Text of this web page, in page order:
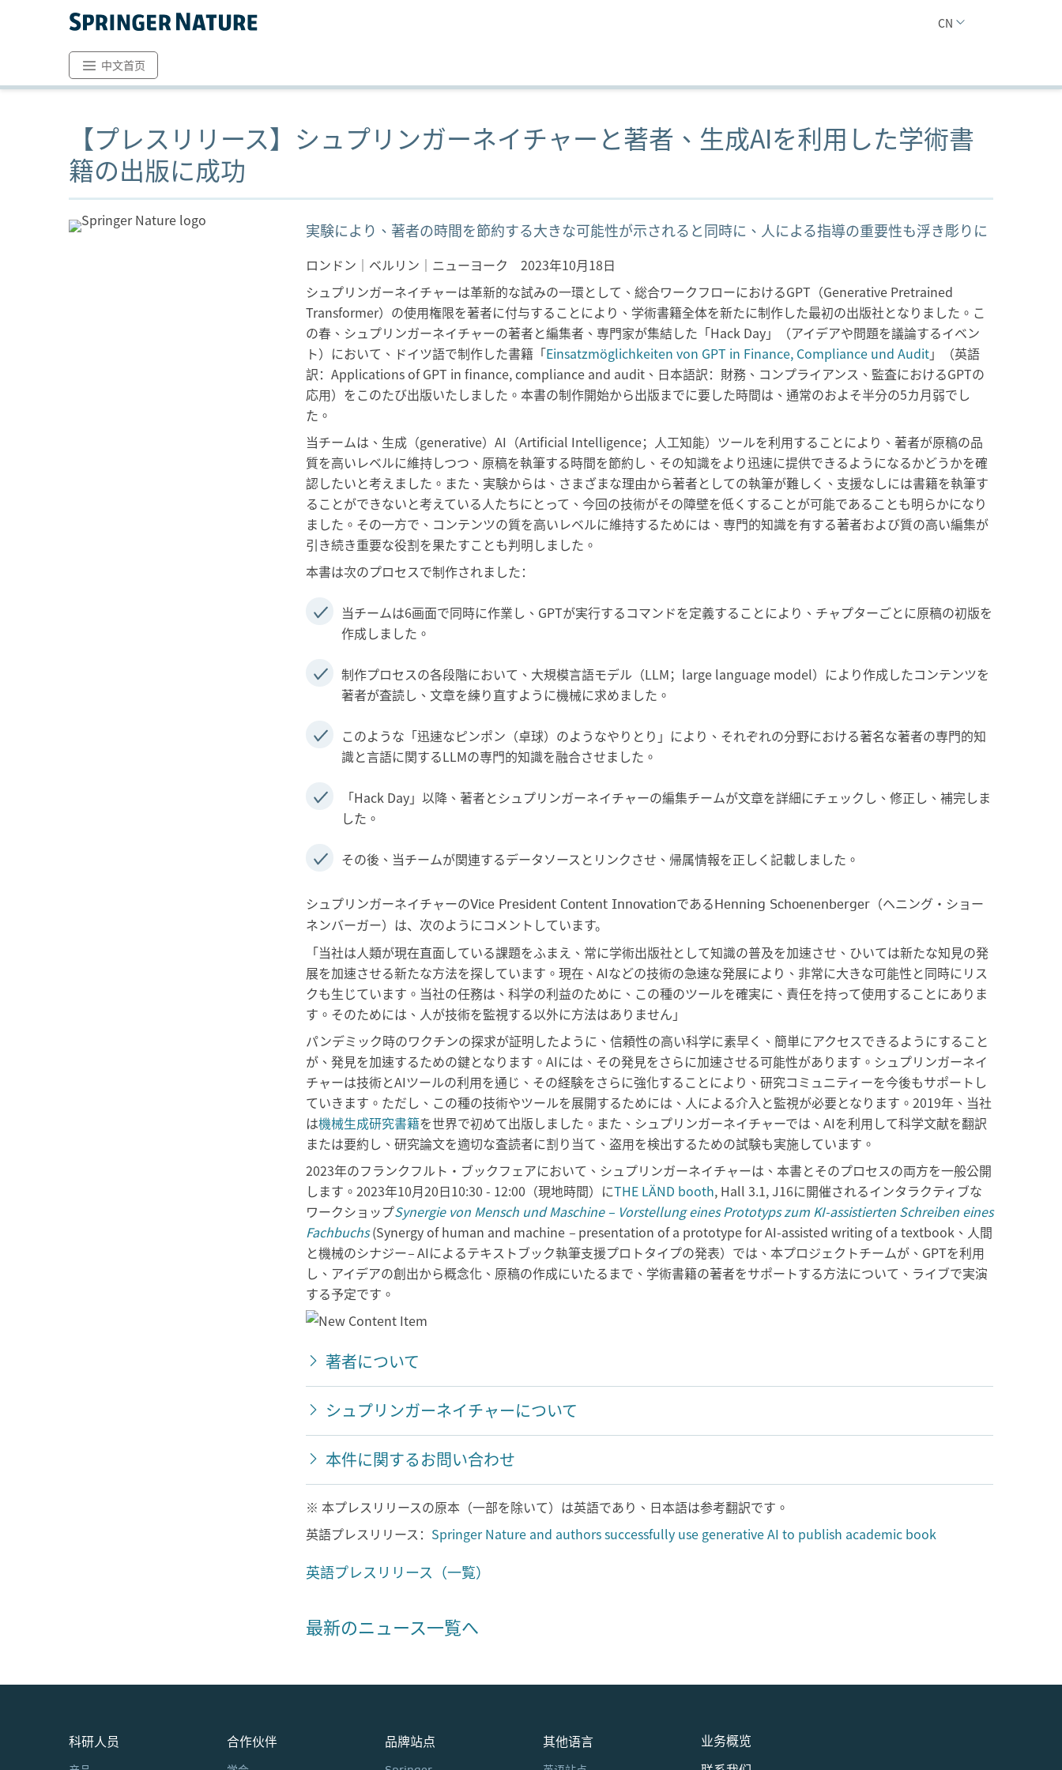
CN
中文首页
【プレスリリース】シュプリンガーネイチャーと著者、生成AIを利用した学術書
籍の出版に成功
実験により、著者の時間を節約する大きな可能性が示されると同時に、人による指導の重要性も浮き彫りに
ロンドン｜ベルリン｜ニューヨーク 2023年10月18日
シュプリンガーネイチャーは革新的な試みの一環として、総合ワークフローにおけるGPT（Generative Pretrained
Transformer）の使用権限を著者に付与することにより、学術書籍全体を新たに制作した最初の出版社となりました。こ
の春、シュプリンガーネイチャーの著者と編集者、専門家が集結した「Hack Day」（アイデアや問題を議論するイベン
ト）において、ドイツ語で制作した書籍「Einsatzmöglichkeiten von GPT in Finance, Compliance und Audit」（英語
訳：Applications of GPT in finance, compliance and audit、日本語訳：財務、コンプライアンス、監査におけるGPTの
応用）をこのたび出版いたしました。本書の制作開始から出版までに要した時間は、通常のおよそ半分の5カ月弱でし
た。
当チームは、生成（generative）AI（Artificial Intelligence；人工知能）ツールを利用することにより、著者が原稿の品
質を高いレベルに維持しつつ、原稿を執筆する時間を節約し、その知識をより迅速に提供できるようになるかどうかを確
認したいと考えました。また、実験からは、さまざまな理由から著者としての執筆が難しく、支援なしには書籍を執筆す
ることができないと考えている人たちにとって、今回の技術がその障壁を低くすることが可能であることも明らかになり
ました。その一方で、コンテンツの質を高いレベルに維持するためには、専門的知識を有する著者および質の高い編集が
引き続き重要な役割を果たすことも判明しました。
本書は次のプロセスで制作されました：
当チームは6画面で同時に作業し、GPTが実行するコマンドを定義することにより、チャプターごとに原稿の初版を
作成しました。
制作プロセスの各段階において、大規模言語モデル（LLM；large language model）により作成したコンテンツを
著者が査読し、文章を練り直すように機械に求めました。
このような「迅速なピンポン（卓球）のようなやりとり」により、それぞれの分野における著名な著者の専門的知
識と言語に関するLLMの専門的知識を融合させました。
「Hack Day」以降、著者とシュプリンガーネイチャーの編集チームが文章を詳細にチェックし、修正し、補完しま
した。
その後、当チームが関連するデータソースとリンクさせ、帰属情報を正しく記載しました。
シュプリンガーネイチャーのVice President Content InnovationであるHenning Schoenenberger（ヘニング・ショー
ネンバーガー）は、次のようにコメントしています。
「当社は人類が現在直面している課題をふまえ、常に学術出版社として知識の普及を加速させ、ひいては新たな知見の発
展を加速させる新たな方法を探しています。現在、AIなどの技術の急速な発展により、非常に大きな可能性と同時にリス
クも生じています。当社の任務は、科学の利益のために、この種のツールを確実に、責任を持って使用することにありま
す。そのためには、人が技術を監視する以外に方法はありません」
パンデミック時のワクチンの探求が証明したように、信頼性の高い科学に素早く、簡単にアクセスできるようにすること
が、発見を加速するための鍵となります。AIには、その発見をさらに加速させる可能性があります。シュプリンガーネイ
チャーは技術とAIツールの利用を通じ、その経験をさらに強化することにより、研究コミュニティーを今後もサポートし
ていきます。ただし、この種の技術やツールを展開するためには、人による介入と監視が必要となります。2019年、当社
は機械生成研究書籍を世界で初めて出版しました。また、シュプリンガーネイチャーでは、AIを利用して科学文献を翻訳
または要約し、研究論文を適切な査読者に割り当て、盗用を検出するための試験も実施しています。
2023年のフランクフルト・ブックフェアにおいて、シュプリンガーネイチャーは、本書とそのプロセスの両方を一般公開
します。2023年10月20日10:30 - 12:00（現地時間）にTHE LÄND booth, Hall 3.1, J16に開催されるインタラクティブな
ワークショップSynergie von Mensch und Maschine – Vorstellung eines Prototyps zum KI-assistierten Schreiben eines
Fachbuchs(Synergy of human and machine – presentation of a prototype for AI-assisted writing of a textbook、人間
と機械のシナジー–AIによるテキストブック執筆支援プロトタイプの発表）では、本プロジェクトチームが、GPTを利用
し、アイデアの創出から概念化、原稿の作成にいたるまで、学術書籍の著者をサポートする方法について、ライブで実演
する予定です。
著者について
シュプリンガーネイチャーについて
本件に関するお問い合わせ
※ 本プレスリリースの原本（一部を除いて）は英語であり、日本語は参考翻訳です。
英語プレスリリース： Springer Nature and authors successfully use generative AI to publish academic book
英語プレスリリース（一覧）
最新のニュース一覧へ
科研人员 合作伙伴 品牌站点 其他语言
业务概览